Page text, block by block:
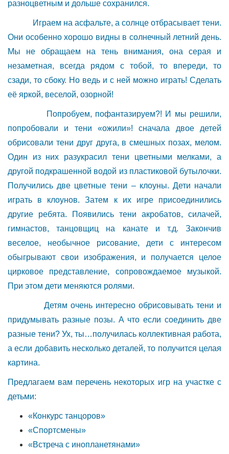
разноцветным и дольше сохранился.
Играем на асфальте, а солнце отбрасывает тени.
Они особенно хорошо видны в солнечный летний день.
Мы не обращаем на тень внимания, она серая и
незаметная, всегда рядом с тобой, то впереди, то
сзади, то сбоку. Но ведь и с ней можно играть! Сделать
её яркой, веселой, озорной!
Попробуем, пофантазируем?! И мы решили,
попробовали и тени «ожили»! сначала двое детей
обрисовали тени друг друга, в смешных позах, мелом.
Один из них разукрасил тени цветными мелками, а
другой подкрашенной водой из пластиковой бутылочки.
Получились две цветные тени – клоуны. Дети начали
играть в клоунов. Затем к их игре присоединились
другие ребята. Появились тени акробатов, силачей,
гимнастов, танцовщиц на канате и т.д. Закончив
веселое, необычное рисование, дети с интересом
обыгрывают свои изображения, и получается целое
цирковое представление, сопровождаемое музыкой.
При этом дети меняются ролями.
Детям очень интересно обрисовывать тени и
придумывать разные позы. А что если соединить две
разные тени? Ух, ты…получилась коллективная работа,
а если добавить несколько деталей, то получится целая
картина.
Предлагаем вам перечень некоторых игр на участке с
детьми:
«Конкурс танцоров»
«Спортсмены»
«Встреча с инопланетянами»